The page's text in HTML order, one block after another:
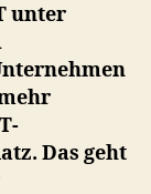
unter
Das geht